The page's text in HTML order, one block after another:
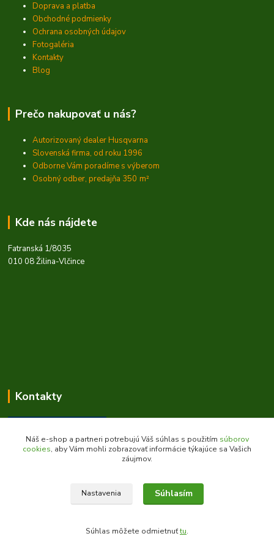
Doprava a platba
Obchodné podmienky
Ochrana osobných údajov
Fotogaléria
Kontakty
Blog
Prečo nakupovať u nás?
Autorizovaný dealer Husqvarna
Slovenská firma, od roku 1996
Odborne Vám poradíme s výberom
Osobný odber, predajňa 350 m²
Kde nás nájdete
Fatranská 1/8035
010 08 Žilina-Vlčince
Kontakty
Náš e-shop a partneri potrebujú Váš súhlas s použitím súborov
cookies, aby Vám mohli zobrazovať informácie týkajúce sa Vašich
záujmov.
Nastavenia Súhlasím
Súhlas môžete odmietnuťtu.